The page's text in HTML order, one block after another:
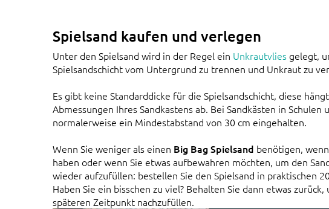
Spielsand kaufen und verlegen
Unter den Spielsand wird in der Regel ein Unkrautvlies gelegt,
Spielsandschicht vom Untergrund zu trennen und Unkraut zu
Es gibt keine Standarddicke für die Spielsandschicht, diese
Abmessungen Ihres Sandkastens ab. Bei Sandkästen in Schulen
normalerweise ein Mindestabstand von 30 cm eingehalten.
Wenn Sie weniger als einen Big Bag Spielsand benötigen,
haben oder wenn Sie etwas aufbewahren möchten, um den
wieder aufzufüllen: bestellen Sie den Spielsand in praktischen
Haben Sie ein bisschen zu viel? Behalten Sie dann etwas zurück,
späteren Zeitpunkt nachzufüllen.